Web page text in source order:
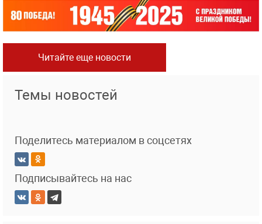
Читайте еще новости
Темы новостей
Поделитесь материалом в соцсетях
Подписывайтесь на нас